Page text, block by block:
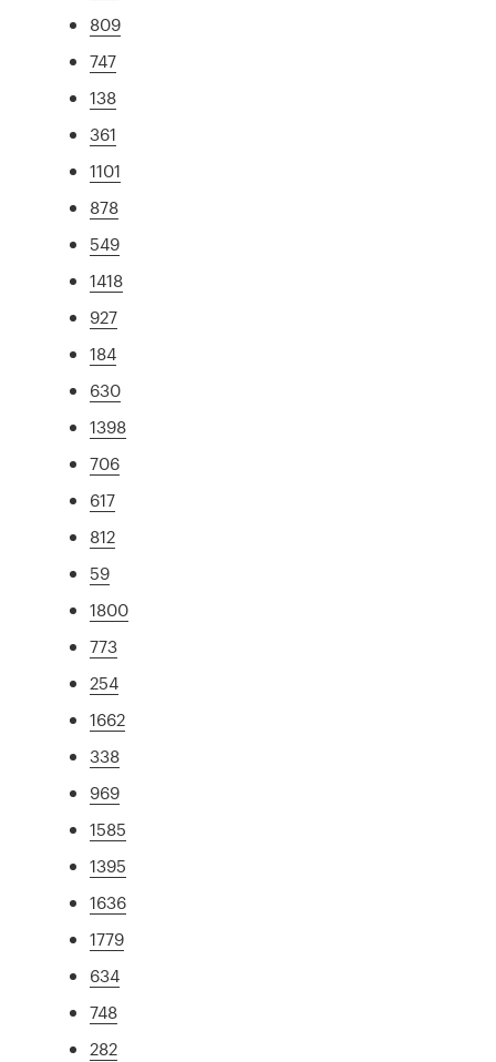
809
747
138
361
1101
878
549
1418
927
184
630
1398
706
617
812
59
1800
773
254
1662
338
969
1585
1395
1636
1779
634
748
282